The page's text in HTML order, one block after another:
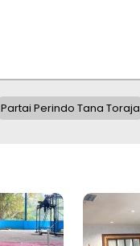
Partai Perindo Tana Toraja